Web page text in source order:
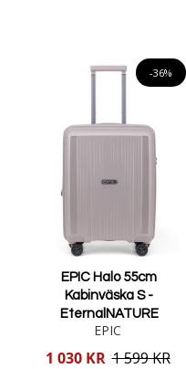
-36%
EPIC Halo 55cm
Kabinväska S -
EternalNATURE
EPIC
Reducerat
1 030 KR 1 599 KR